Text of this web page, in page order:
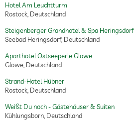
Hotel Am Leuchtturm
Rostock, Deutschland
Steigenberger Grandhotel & Spa Heringsdorf
Seebad Heringsdorf, Deutschland
Aparthotel Ostseeperle Glowe
Glowe, Deutschland
Strand-Hotel Hübner
Rostock, Deutschland
Weißt Du noch - Gästehäuser & Suiten
Kühlungsborn, Deutschland